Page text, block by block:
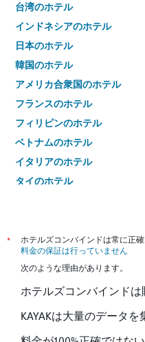
台湾のホテル
インドネシアのホテル
日本のホテル
韓国のホテル
アメリカ合衆国のホテル
フランスのホテル
フィリピンのホテル
ベトナムのホテル
イタリアのホテル
タイのホテル
*
ホテルズコンバインドは常に正
料金の保証は行っていません
次のような理由があります。
ホテルズコンバインド
KAYAKは大量のデータ